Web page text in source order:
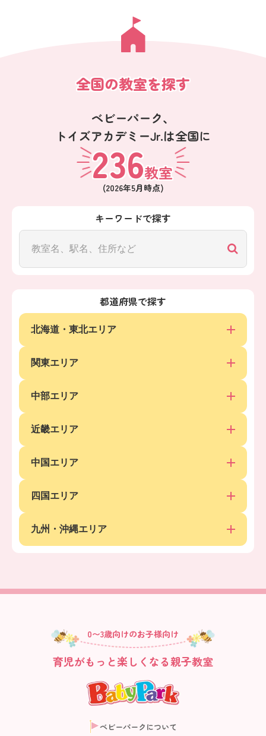
全国の教室を探す
ベビーパーク、
トイズアカデミーJr.は全国に
236教室
(2026年5月 時点)
キーワードで探す
都道府県で探す
北海道・東北エリア
関東エリア
中部エリア
近畿エリア
中国エリア
四国エリア
九州・沖縄エリア
0〜3歳向けのお子様向け
育児がもっと楽しくなる親子教室
ベビーパークについて